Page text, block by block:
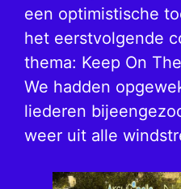
een optimistische
het eerstvolgende
thema: Keep On
We hadden
liederen
weer uit alle